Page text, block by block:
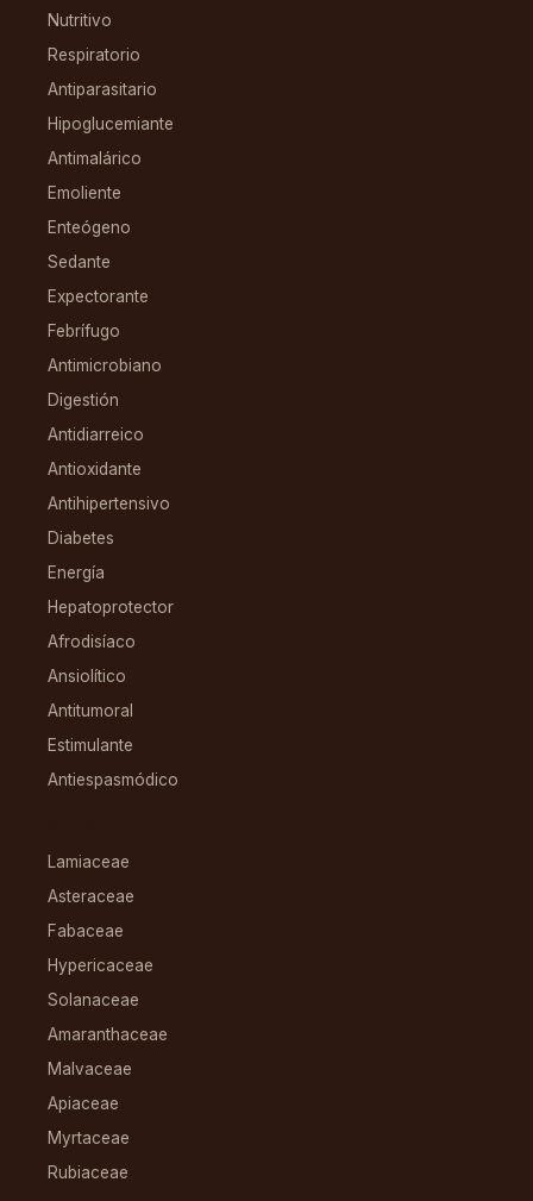
Nutritivo
Respiratorio
Antiparasitario
Hipoglucemiante
Antimalárico
Emoliente
Enteógeno
Sedante
Expectorante
Febrífugo
Antimicrobiano
Digestión
Antidiarreico
Antioxidante
Antihipertensivo
Diabetes
Energía
Hepatoprotector
Afrodisíaco
Ansiolítico
Antitumoral
Estimulante
Antiespasmódico
Lamiaceae
Asteraceae
Fabaceae
Hypericaceae
Solanaceae
Amaranthaceae
Malvaceae
Apiaceae
Myrtaceae
Rubiaceae